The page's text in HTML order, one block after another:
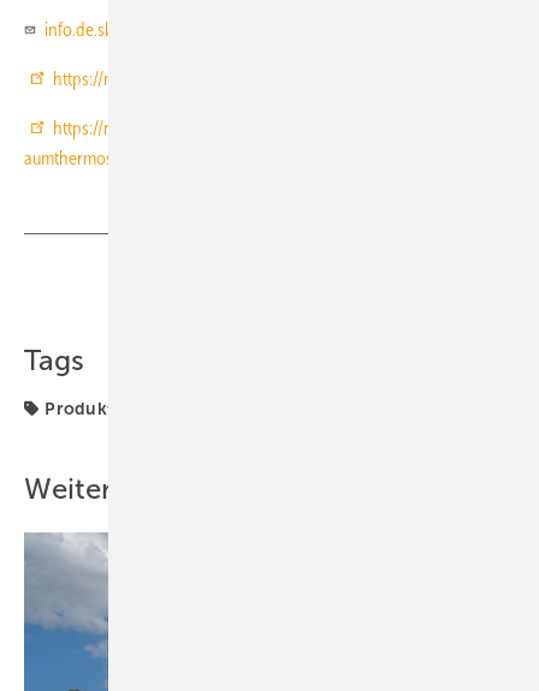
info.de.sbt@siemens.com
https://new.siemens.com/de/de/produkte/gebaeudetechnik.html
https://new.siemens.com/de/de/produkte/gebaeudetechnik/hlk/r
aumthermostate.html
Tags
Produkte
Weitere Inhalte